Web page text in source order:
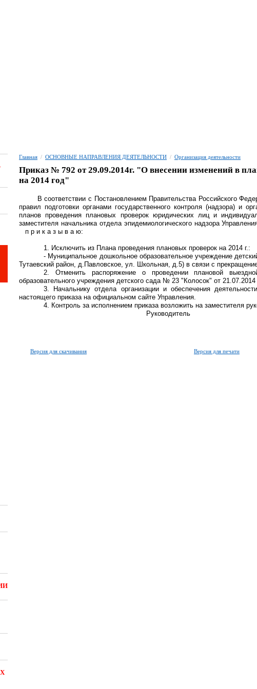
Главная / ОСНОВНЫЕ НАПРАВЛЕНИЯ ДЕЯТЕЛЬНОСТИ / Организация деятельности
Приказ № 792 от 29.09.2014г. "О внесении изменений в
на 2014 год"
В соответствии с Постановлением Правительства Российского
правил подготовки органами государственного контроля (надзора) и
планов проведения плановых проверок юридических лиц и
заместителя начальника отдела эпидемиологического надзора
п р и к а з ы в а ю:
1. Исключить из Плана проведения плановых проверок на 2014 г.:
- Муниципальное дошкольное образовательное учреждение
Тутаевский район, д.Павловское, ул. Школьная, д.5) в связи с
2. Отменить распоряжение о проведении плановой
образовательного учреждения детского сада № 23 "Колосок" от
3. Начальнику отдела организации и обеспечения
настоящего приказа на официальном сайте Управления.
4. Контроль за исполнением приказа возложить на заместителя
Руководитель
Версия для скачивания Версия для печати